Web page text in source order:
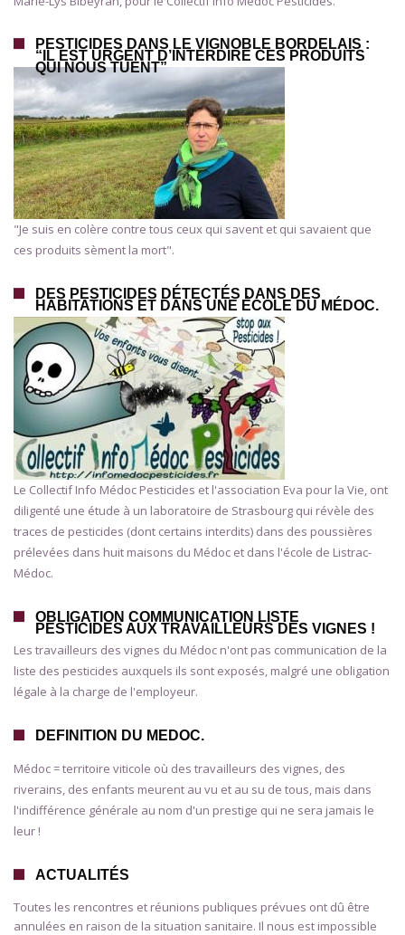
PESTICIDES DANS LE VIGNOBLE BORDELAIS :
“IL EST URGENT D’INTERDIRE CES PRODUITS
QUI NOUS TUENT”
"Je suis en colère contre tous ceux qui savent et qui savaient que
ces produits sèment la mort".
DES PESTICIDES DÉTECTÉS DANS DES
HABITATIONS ET DANS UNE ÉCOLE DU MÉDOC.
Le Collectif Info Médoc Pesticides et l'association Eva pour la Vie, ont
diligenté une étude à un laboratoire de Strasbourg qui révèle des
traces de pesticides (dont certains interdits) dans des poussières
prélevées dans huit maisons du Médoc et dans l'école de Listrac-
Médoc.
OBLIGATION COMMUNICATION LISTE
PESTICIDES AUX TRAVAILLEURS DES VIGNES !
Les travailleurs des vignes du Médoc n'ont pas communication de la
liste des pesticides auxquels ils sont exposés, malgré une obligation
légale à la charge de l'employeur.
DEFINITION DU MEDOC.
Médoc = territoire viticole où des travailleurs des vignes, des
riverains, des enfants meurent au vu et au su de tous, mais dans
l'indifférence générale au nom d'un prestige qui ne sera jamais le
leur !
ACTUALITÉS
Toutes les rencontres et réunions publiques prévues ont dû être
annulées en raison de la situation sanitaire. Il nous est impossible